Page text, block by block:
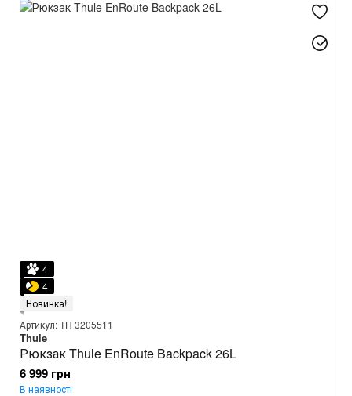
4
4
Новинка!
Артикул: TH 3205511
Thule
Рюкзак Thule EnRoute Backpack 26L
6 999 грн
В наявності